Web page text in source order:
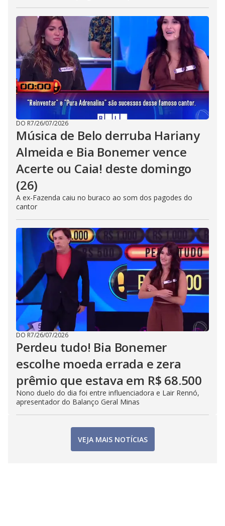
DO R7/26/07/2026
Música de Belo derruba Hariany
Almeida e Bia Bonemer vence
Acerte ou Caia! deste domingo
(26)
A ex-Fazenda caiu no buraco ao som dos pagodes do
cantor
DO R7/26/07/2026
Perdeu tudo! Bia Bonemer
escolhe moeda errada e zera
prêmio que estava em R$ 68.500
Nono duelo do dia foi entre influenciadora e Lair Rennó,
apresentador do Balanço Geral Minas
VEJA MAIS NOTÍCIAS